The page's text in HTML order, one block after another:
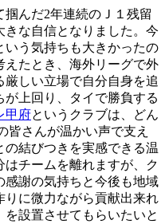
んだ2年連続のＪ１残留
きな自信となりました。今
いう気持ちも大きかったの
えたとき、海外リーグで外
しい立場で自分自身を追
上回り、タイで勝負する
甲府というクラブは、どん
皆さんが温かい声で支え
結びつきを実感できる温
チームを離れますが、ク
感謝の気持ちと今後も地域
りに微力ながら貢献出来れ
設置させてもらいたいと